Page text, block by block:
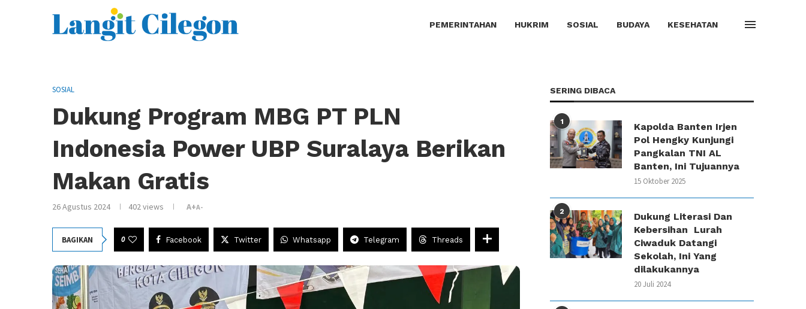
PEMERINTAHAN HUKRIM SOSIAL BUDAYA KESEHATAN
SOSIAL
Dukung Program MBG PT PLN
Indonesia Power UBP Suralaya Berikan
Makan Gratis
26 Agustus 2024 402views A+A-
BAGIKAN 0 Facebook Twitter Whatsapp Telegram Threads
SERING DIBACA
1
Kapolda Banten Irjen
Pol Hengky Kunjungi
Pangkalan TNI AL
Banten, Ini Tujuannya
15 Oktober 2025
2
Dukung Literasi Dan
Kebersihan Lurah
Ciwaduk Datangi
Sekolah, Ini Yang
dilakukannya
20 Juli 2024